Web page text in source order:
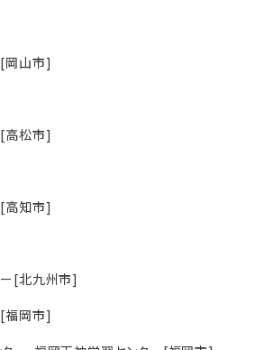
岡山市]
高松市]
高知市]
[北九州市]
福岡市]